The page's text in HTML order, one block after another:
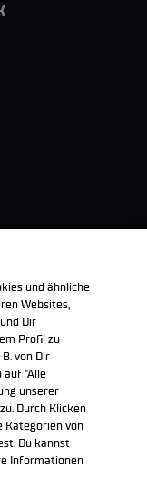
und ähnliche
Websites,
Dir
Profil zu
von Dir
auf "Alle
unserer
Durch Klicken
Kategorien von
Du kannst
Informationen